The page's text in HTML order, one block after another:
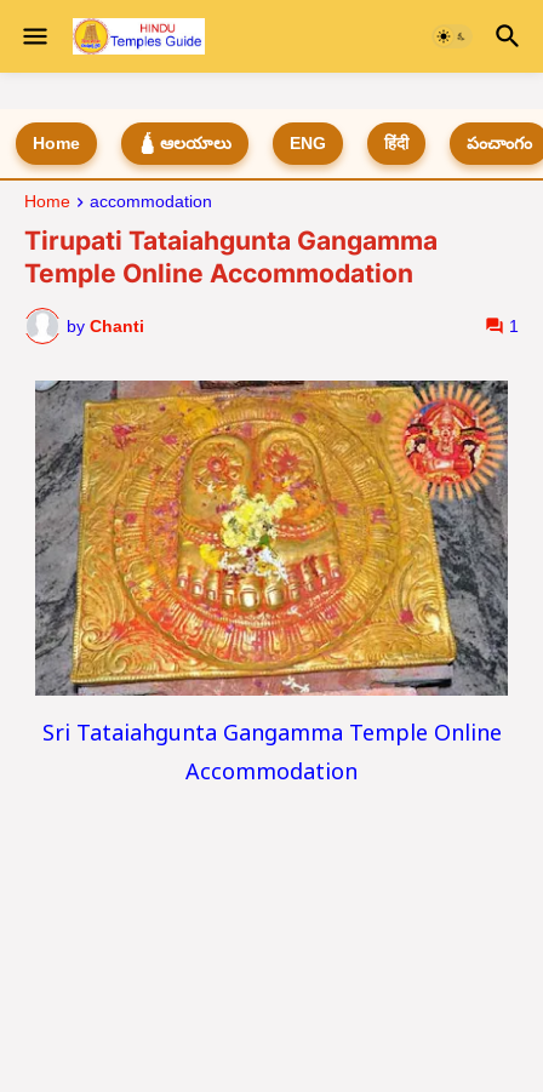
Home 🛕 ఆలయాలు ENG हिंदी పంచాంగం
Home accommodation
Tirupati Tataiahgunta Gangamma
Temple Online Accommodation
by Chanti 1
Sri Tataiahgunta Gangamma Temple Online
Accommodation